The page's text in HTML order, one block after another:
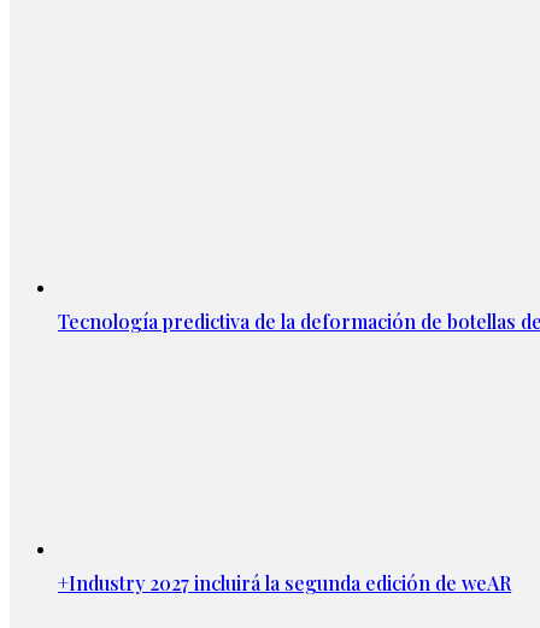
Tecnología predictiva de la deformación de botellas
+Industry 2027 incluirá la segunda edición de weAR